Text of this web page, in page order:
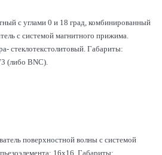
с углами 0 и 18 град, комбинированный
с системой магнитного прижима.
стеклотекстолитовый. Габариты:
(либо BNC).
поверхностной волны с системой
16х16. Габариты: